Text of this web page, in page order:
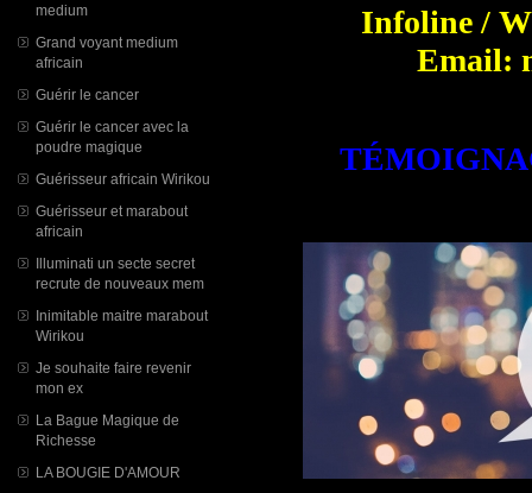
medium
Grand voyant medium
africain
Guérir le cancer
Guérir le cancer avec la
poudre magique
Guérisseur africain Wirikou
Guérisseur et marabout
africain
Illuminati un secte secret
recrute de nouveaux mem
Inimitable maitre marabout
Wirikou
Je souhaite faire revenir
mon ex
La Bague Magique de
Richesse
LA BOUGIE D'AMOUR
Infoline /
Email: